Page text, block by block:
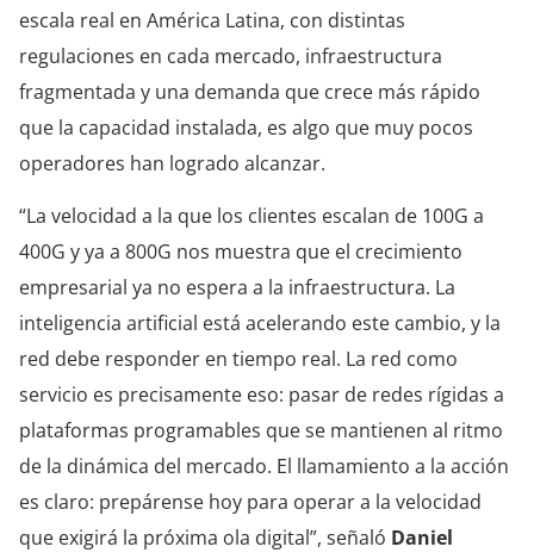
escala real en América Latina, con distintas
regulaciones en cada mercado, infraestructura
fragmentada y una demanda que crece más rápido
que la capacidad instalada, es algo que muy pocos
operadores han logrado alcanzar.
“La velocidad a la que los clientes escalan de 100G a
400G y ya a 800G nos muestra que el crecimiento
empresarial ya no espera a la infraestructura. La
inteligencia artificial está acelerando este cambio, y la
red debe responder en tiempo real. La red como
servicio es precisamente eso: pasar de redes rígidas a
plataformas programables que se mantienen al ritmo
de la dinámica del mercado. El llamamiento a la acción
es claro: prepárense hoy para operar a la velocidad
que exigirá la próxima ola digital”, señaló Daniel